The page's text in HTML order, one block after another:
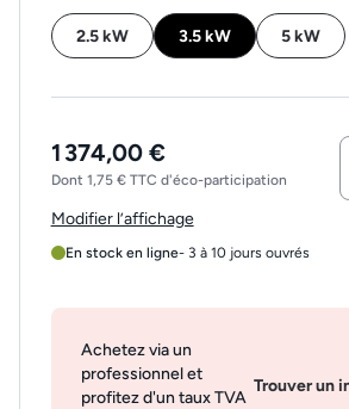
2.5 kW 3.5 kW 5 kW
1 374,00 €
Dont 1,75 € TTC d'éco-participation
Modifier l’affichage
En stock en ligne- 3 à 10 jours ouvrés
Achetez via un
professionnel et
profitez d'un taux TVA
Trouver un